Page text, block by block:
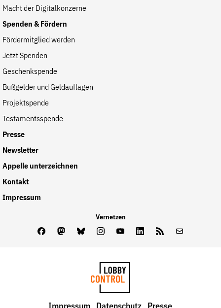
Macht der Digitalkonzerne
Spenden & Fördern
Fördermitglied werden
Jetzt Spenden
Geschenkspende
Bußgelder und Geldauflagen
Projektspende
Testamentsspende
Presse
Newsletter
Appelle unterzeichnen
Kontakt
Impressum
Vernetzen
FacebookMastodon
BlueskyInstagram
YoutubeLinkedInFeed
LobbyControl